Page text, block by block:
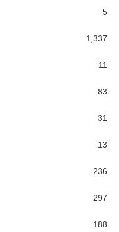
5
1,337
11
83
31
13
236
297
188